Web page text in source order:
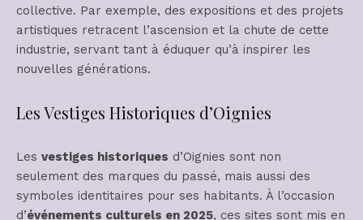
collective. Par exemple, des expositions et des projets
artistiques retracent l’ascension et la chute de cette
industrie, servant tant à éduquer qu’à inspirer les
nouvelles générations.
Les Vestiges Historiques d’Oignies
Les vestiges historiques d’Oignies sont non
seulement des marques du passé, mais aussi des
symboles identitaires pour ses habitants. À l’occasion
d’événements culturels en 2025, ces sites sont mis en